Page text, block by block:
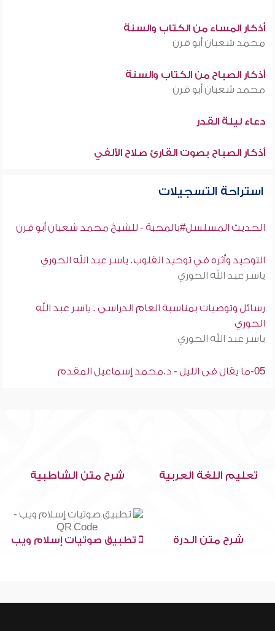
أذكار المساء من الكتاب والسنة
محمد شعبان أبو قرن
أذكار الصباح من الكتاب والسنة
محمد شعبان أبو قرن
دعاء ليلة القدر
أذكار الصباح بصوت القارئ صلاح الألفي
استراحة التسجيلات
الحديث المسلسل#بالمحبة - للشيخ محمد شعبان أبو قرن
التوحيد وأثره في توحيد القلوب. ياسر عبد الله الحوري
ياسر عبد الله الحوري
رسائل وتوصيات بمناسبة العام الدراسي . ياسر عبد الله
الحوري
ياسر عبد الله الحوري
05-ما يقال فى الليل - د.محمد إسماعيل المقدم
تعليم اللغة العربية شرح متن الشاطبية
شرح متن الدرة تطبيق صوتيات إسلام ويب